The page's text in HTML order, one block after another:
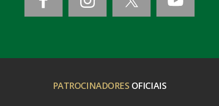
PATROCINADORES OFICIAIS